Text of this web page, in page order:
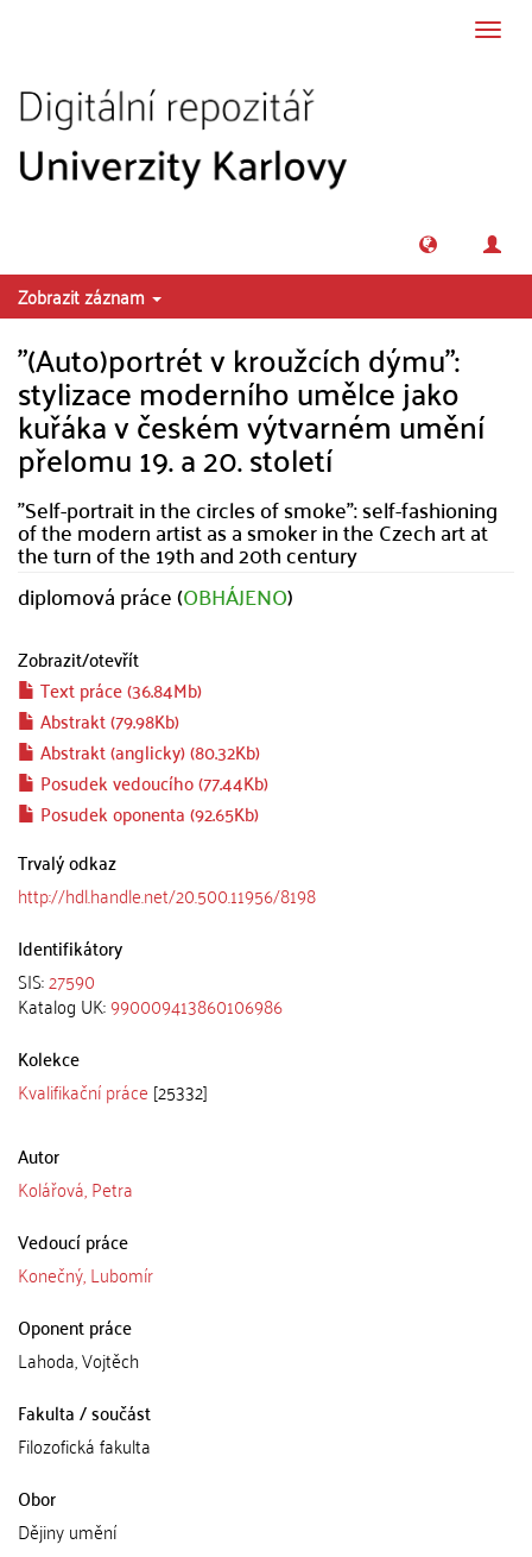
Zobrazit záznam
"(Auto)portrét v kroužcích dýmu":
stylizace moderního umělce jako
kuřáka v českém výtvarném umění
přelomu 19. a 20. století
"Self-portrait in the circles of smoke": self-fashioning
of the modern artist as a smoker in the Czech art at
the turn of the 19th and 20th century
diplomová práce (OBHÁJENO)
Zobrazit/otevřít
Text práce (36.84Mb)
Abstrakt (79.98Kb)
Abstrakt (anglicky) (80.32Kb)
Posudek vedoucího (77.44Kb)
Posudek oponenta (92.65Kb)
Trvalý odkaz
http://hdl.handle.net/20.500.11956/8198
Identifikátory
SIS:27590
Katalog UK:990009413860106986
Kolekce
Kvalifikační práce [25332]
Autor
Kolářová, Petra
Vedoucí práce
Konečný, Lubomír
Oponent práce
Lahoda, Vojtěch
Fakulta / součást
Filozofická fakulta
Obor
Dějiny umění